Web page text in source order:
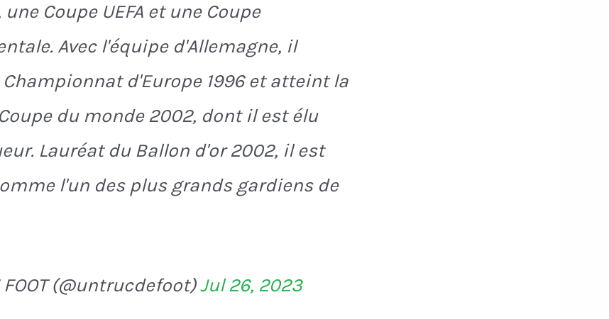
Coupe UEFA et une Coupe
Avec l'équipe d'Allemagne, il
d'Europe 1996 et atteint la
du monde 2002, dont il est élu
Lauréat du Ballon d'or 2002, il est
l'un des plus grands gardiens de
FOOT (@untrucdefoot)Jul 26, 2023